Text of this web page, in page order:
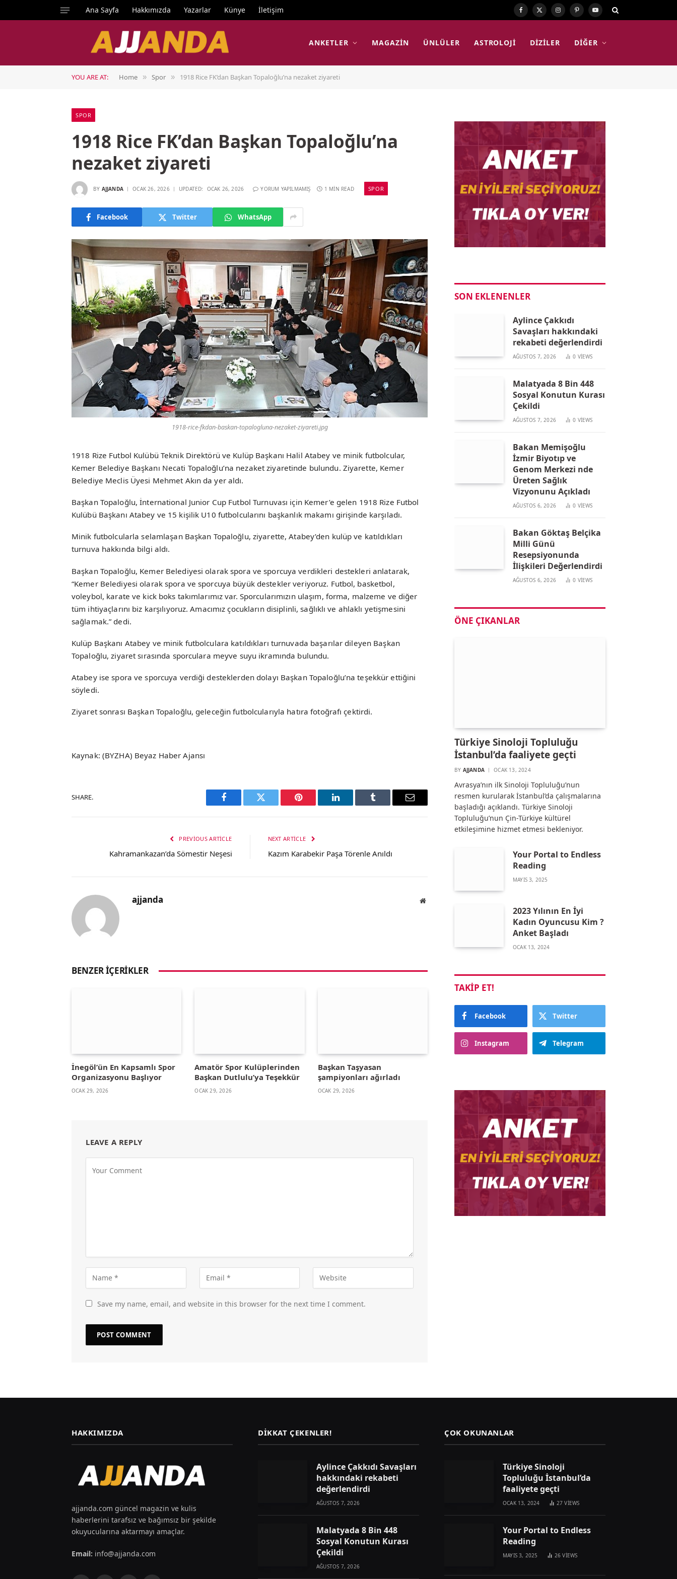
Ana Sayfa Hakkımızda Yazarlar Künye İletişim Facebook
X
Instagram
PinterestYouTube
ANKETLER MAGAZIN ÜNLÜLER ASTROLOJI DIZILER DIĞER
YOU ARE AT: Home » Spor » 1918 Rice FK’dan Başkan Topaloğlu’na nezaket ziyareti
SPOR
1918 Rice FK’dan Başkan Topaloğlu’na
nezaket ziyareti
BY AJJANDA OCAK 26, 2026 UPDATED: OCAK 26, 2026 YORUM YAPILMAMIŞ 1 MIN READ SPOR
Facebook Twitter WhatsApp
1918-rice-fkdan-baskan-topalogluna-nezaket-ziyareti.jpg
1918 Rize Futbol Kulübü Teknik Direktörü ve Kulüp Başkanı Halil Atabey ve minik futbolcular,
Kemer Belediye Başkanı Necati Topaloğlu’na nezaket ziyaretinde bulundu. Ziyarette, Kemer
Belediye Meclis Üyesi Mehmet Akın da yer aldı.
Başkan Topaloğlu, İnternational Junior Cup Futbol Turnuvası için Kemer’e gelen 1918 Rize Futbol
Kulübü Başkanı Atabey ve 15 kişilik U10 futbolcularını başkanlık makamı girişinde karşıladı.
Minik futbolcularla selamlaşan Başkan Topaloğlu, ziyarette, Atabey’den kulüp ve katıldıkları
turnuva hakkında bilgi aldı.
Başkan Topaloğlu, Kemer Belediyesi olarak spora ve sporcuya verdikleri destekleri anlatarak,
“Kemer Belediyesi olarak spora ve sporcuya büyük destekler veriyoruz. Futbol, basketbol,
voleybol, karate ve kick boks takımlarımız var. Sporcularımızın ulaşım, forma, malzeme ve diğer
tüm ihtiyaçlarını biz karşılıyoruz. Amacımız çocukların disiplinli, sağlıklı ve ahlaklı yetişmesini
sağlamak.” dedi.
Kulüp Başkanı Atabey ve minik futbolculara katıldıkları turnuvada başarılar dileyen Başkan
Topaloğlu, ziyaret sırasında sporculara meyve suyu ikramında bulundu.
Atabey ise spora ve sporcuya verdiği desteklerden dolayı Başkan Topaloğlu’na teşekkür ettiğini
söyledi.
Ziyaret sonrası Başkan Topaloğlu, geleceğin futbolcularıyla hatıra fotoğrafı çektirdi.
Kaynak: (BYZHA) Beyaz Haber Ajansı
SHARE.
Facebook Twitter Pinterest LinkedIn Tumblr Email
PREVIOUS ARTICLE
Kahramankazan’da Sömestir Neşesi
NEXT ARTICLE
Kazım Karabekir Paşa Törenle Anıldı
ajjanda Website
BENZER İÇERIKLER
İnegöl’ün En Kapsamlı Spor
Organizasyonu Başlıyor
OCAK 29, 2026
Amatör Spor Kulüplerinden
Başkan Dutlulu’ya Teşekkür
OCAK 29, 2026
Başkan Taşyasan
şampiyonları ağırladı
OCAK 29, 2026
LEAVE A REPLY
Save my name, email, and website in this browser for the next time I comment.
SON EKLENENLER
Aylince Çakkıdı
Savaşları hakkındaki
rekabeti değerlendirdi
AĞUSTOS 7, 2026 0 VIEWS
Malatyada 8 Bin 448
Sosyal Konutun Kurası
Çekildi
AĞUSTOS 7, 2026 0 VIEWS
Bakan Memişoğlu
İzmir Biyotıp ve
Genom Merkezi nde
Üreten Sağlık
Vizyonunu Açıkladı
AĞUSTOS 6, 2026 0 VIEWS
Bakan Göktaş Belçika
Milli Günü
Resepsiyonunda
İlişkileri Değerlendirdi
AĞUSTOS 6, 2026 0 VIEWS
ÖNE ÇIKANLAR
Türkiye Sinoloji Topluluğu
İstanbul’da faaliyete geçti
BY AJJANDA OCAK 13, 2024
Avrasya’nın ilk Sinoloji Topluluğu’nun
resmen kurularak İstanbul’da çalışmalarına
başladığı açıklandı. Türkiye Sinoloji
Topluluğu’nun Çin-Türkiye kültürel
etkileşimine hizmet etmesi bekleniyor.
Your Portal to Endless
Reading
MAYIS 3, 2025
2023 Yılının En İyi
Kadın Oyuncusu Kim ?
Anket Başladı
OCAK 13, 2024
TAKIP ET!
Facebook Twitter
Instagram Telegram
HAKKIMIZDA
ajjanda.com güncel magazin ve kulis
haberlerini tarafsız ve bağımsız bir şekilde
okuyucularına aktarmayı amaçlar.
Email: info@ajjanda.com
DIKKAT ÇEKENLER!
Aylince Çakkıdı Savaşları
hakkındaki rekabeti
değerlendirdi
AĞUSTOS 7, 2026
Malatyada 8 Bin 448
Sosyal Konutun Kurası
Çekildi
AĞUSTOS 7, 2026
ÇOK OKUNANLAR
Türkiye Sinoloji
Topluluğu İstanbul’da
faaliyete geçti
OCAK 13, 2024 27VIEWS
Your Portal to Endless
Reading
MAYIS 3, 2025 26VIEWS